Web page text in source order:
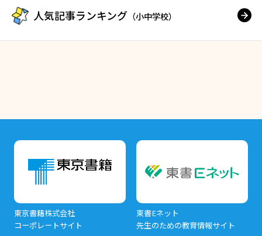
人気記事ランキング （小中学校）
東京書籍株式会社
コーポレートサイト
東書Eネット
先生のための教育情報サイト